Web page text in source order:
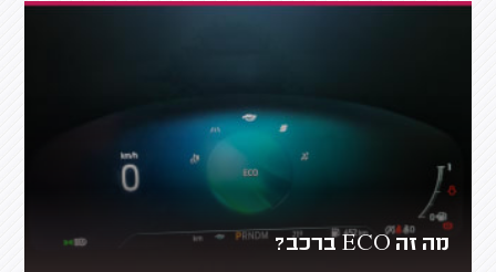
מה זה ECO ברכב?